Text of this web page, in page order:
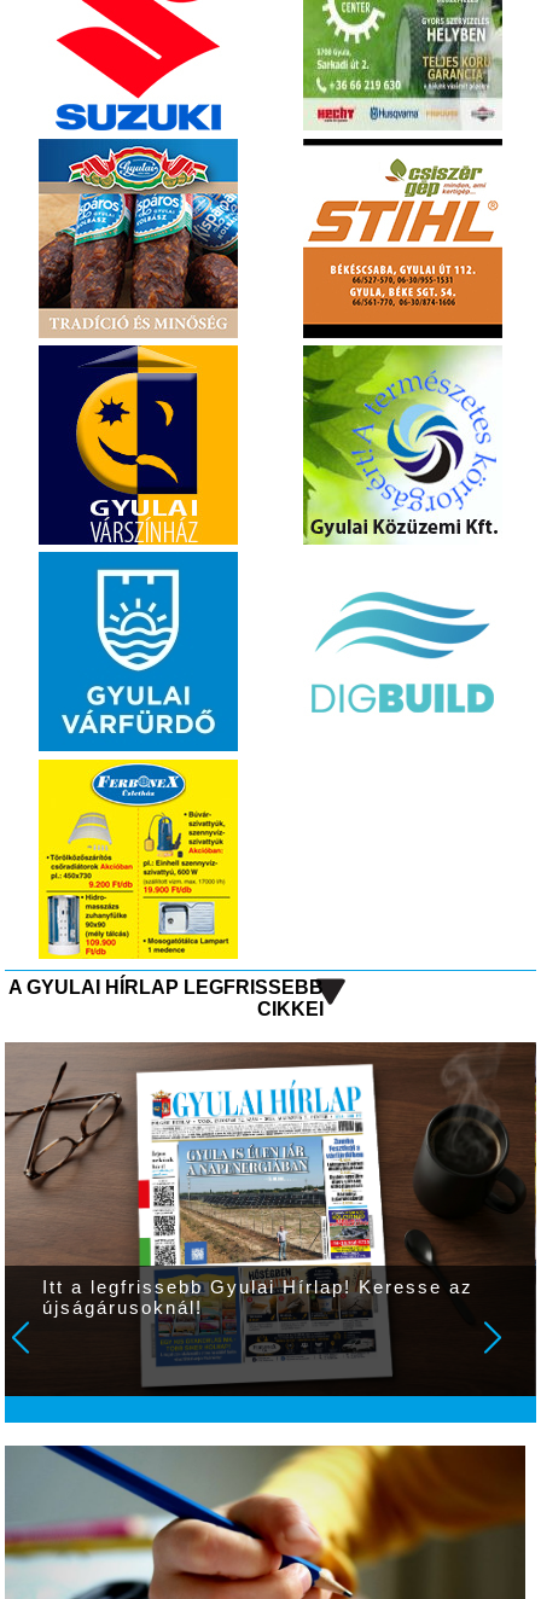
A GYULAI HÍRLAP LEGFRISSEBB
CIKKEI
Itt a legfrissebb Gyulai Hírlap! Keresse az
újságárusoknál!